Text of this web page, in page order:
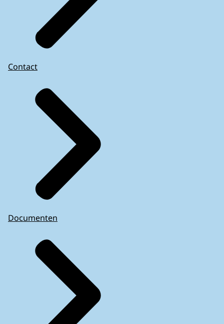
Contact
Documenten